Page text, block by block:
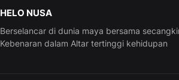
HELO NUSA
Berselancar di dunia maya bersama
Kebenaran dalam Altar tertinggi kehidupan